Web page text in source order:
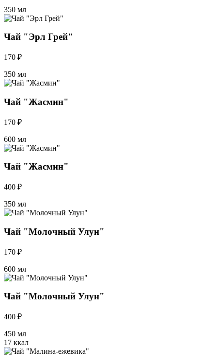
350 мл
Чай "Эрл Грей"
170 ₽
350 мл
Чай "Жасмин"
170 ₽
600 мл
Чай "Жасмин"
400 ₽
350 мл
Чай "Молочный Улун"
170 ₽
600 мл
Чай "Молочный Улун"
400 ₽
450 мл
17 ккал